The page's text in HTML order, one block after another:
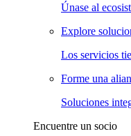
Únase al
Explore
Los servicios
Forme una
Soluciones
Encuentre un socio